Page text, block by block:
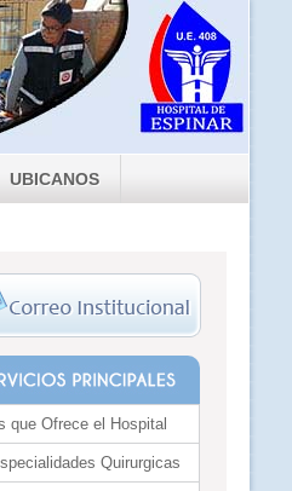
UBICANOS
que Ofrece el Hospital
Quirurgicas